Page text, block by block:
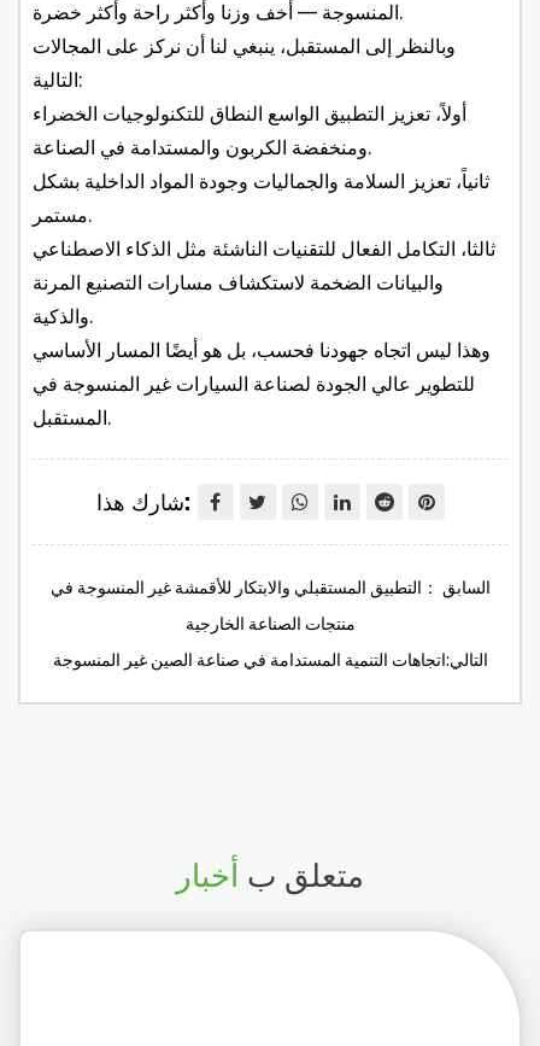
المنسوجة — أخف وزنا وأكثر راحة وأكثر خضرة.
وبالنظر إلى المستقبل، ينبغي لنا أن نركز على المجالات
التالية:
أولاً، تعزيز التطبيق الواسع النطاق للتكنولوجيات الخضراء
ومنخفضة الكربون والمستدامة في الصناعة.
ثانياً، تعزيز السلامة والجماليات وجودة المواد الداخلية بشكل
مستمر.
ثالثا، التكامل الفعال للتقنيات الناشئة مثل الذكاء الاصطناعي
والبيانات الضخمة لاستكشاف مسارات التصنيع المرنة
والذكية.
وهذا ليس اتجاه جهودنا فحسب، بل هو أيضًا المسار الأساسي
للتطوير عالي الجودة لصناعة السيارات غير المنسوجة في
المستقبل.
شارك هذا:
السابق ：التطبيق المستقبلي والابتكار للأقمشة غير المنسوجة في
منتجات الصناعة الخارجية
التالي:اتجاهات التنمية المستدامة في صناعة الصين غير المنسوجة
متعلق ب أخبار